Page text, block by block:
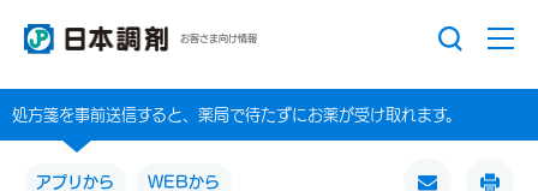
お客さま向け情報
処方箋を事前送信すると、薬局で待たずにお薬が受け取れます。
アプリから WEBから